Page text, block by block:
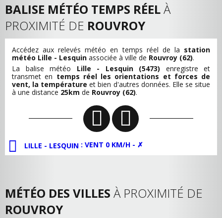
BALISE MÉTÉO TEMPS RÉELÀ
PROXIMITÉ DE ROUVROY
Accédez aux relevés météo en temps réel de la station
météo Lille - Lesquin associée à ville de Rouvroy (62).
La balise météo Lille - Lesquin (5473) enregistre et
transmet en temps réel les orientations et forces de
vent, la température et bien d'autres données. Elle se situe
à une distance 25km de Rouvroy (62).
LILLE - LESQUIN : VENT 0 KM/H - ✗
MÉTÉO DES VILLES À PROXIMITÉ DE
ROUVROY